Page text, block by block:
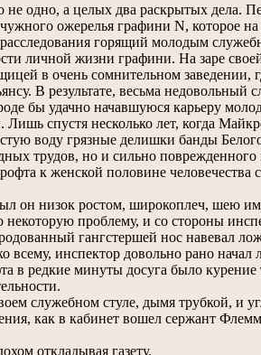
одно, а целых два раскрытых дела.
ожерелья графини N, которое на
горящий молодым
личной жизни графини. На заре
в очень сомнительном заведении,
В результате, весьма недовольный
бы удачно начавшуюся карьеру
спустя несколько лет, когда
воду грязные делишки банды
трудов, но и сильно
к женской половине человечества
он низок ростом, широкоплеч, шею
некоторую проблему, и со стороны
гангстершей нос навевал
инспектор довольно рано начал
редкие минуты досуга было курение
служебном стуле, дымя трубкой, и
как в кабинет вошел сержант
откладывая газету.